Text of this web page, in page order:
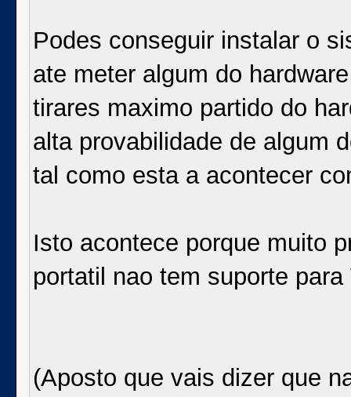
Podes conseguir instalar o
ate meter algum do
tirares maximo partido do
alta provabilidade de algum
tal como esta a acontecer
Isto acontece porque muito
portatil nao tem suporte
(Aposto que vais dizer que